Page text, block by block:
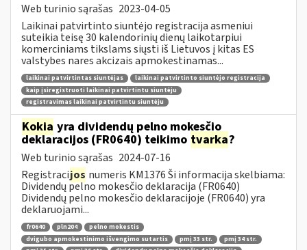
Web turinio sąrašas 2023-04-05
Laikinai patvirtinto siuntėjo registracija asmeniui
suteikia teisę 30 kalendorinių dienų laikotarpiui
komerciniams tikslams siųsti iš Lietuvos į kitas ES
valstybes nares akcizais apmokestinamas...
laikinai patvirtintas siuntėjas
laikinai patvirtinto siuntėjo registracija
kaip įsiregistruoti laikinai patvirtintu siuntėju
registravimas laikinai patvirtintu siuntėju
Kokia yra dividendų pelno mokesčio
deklaracijos (FR0640) teikimo tvarka?
Web turinio sąrašas 2024-07-16
Registracijos numeris KM1376 Ši informacija skelbiama:
Dividendų pelno mokesčio deklaracija (FR0640)
Dividendų pelno mokesčio deklaracijoje (FR0640) yra
deklaruojami...
fr0640 pln204
pelno mokestis
dvigubo apmokestinimo išvengimo sutartis
pmį 33 str.
pmį 34 str.